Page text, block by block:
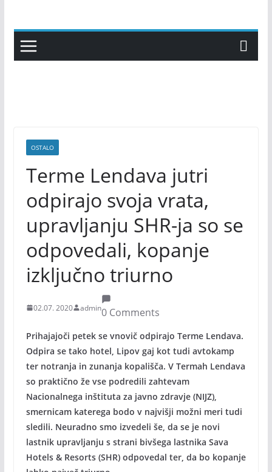
content
OSTALO
Terme Lendava jutri
odpirajo svoja vrata,
upravljanju SHR-ja so se
odpovedali, kopanje
izključno triurno
02.07. 2020 admin0 Comments
Prihajajoči petek se vnovič odpirajo Terme Lendava.
Odpira se tako hotel, Lipov gaj kot tudi avtokamp
ter notranja in zunanja kopališča. V Termah Lendava
so praktično že vse podredili zahtevam
Nacionalnega inštituta za javno zdravje (NIJZ),
smernicam katerega bodo v najvišji možni meri tudi
sledili. Neuradno smo izvedeli še, da se je novi
lastnik upravljanju s strani bivšega lastnika Sava
Hotels & Resorts (SHR) odpovedal ter, da bo kopanje